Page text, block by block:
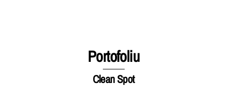
Portofoliu
Clean Spot